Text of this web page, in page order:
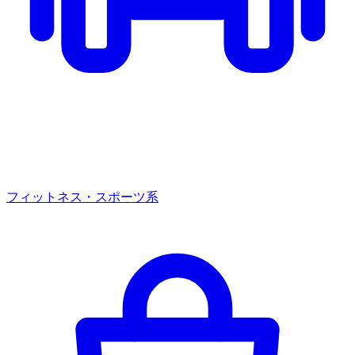
フィットネス・スポーツ系